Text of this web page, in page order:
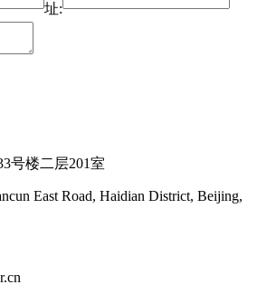
址:
号楼二层201室
East Road, Haidian District, Beijing,